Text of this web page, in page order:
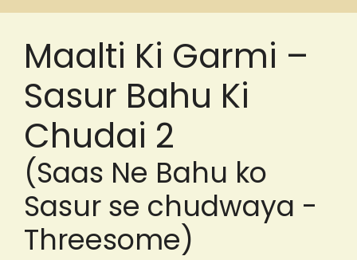
Maalti Ki Garmi –
Sasur Bahu Ki
Chudai 2
(Saas Ne Bahu ko
Sasur se chudwaya -
Threesome)